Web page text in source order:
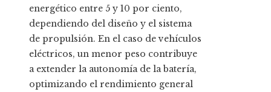
energético entre 5 y 10 por ciento,
dependiendo del diseño y el sistema
de propulsión. En el caso de vehículos
eléctricos, un menor peso contribuye
a extender la autonomía de la batería,
optimizando el rendimiento general